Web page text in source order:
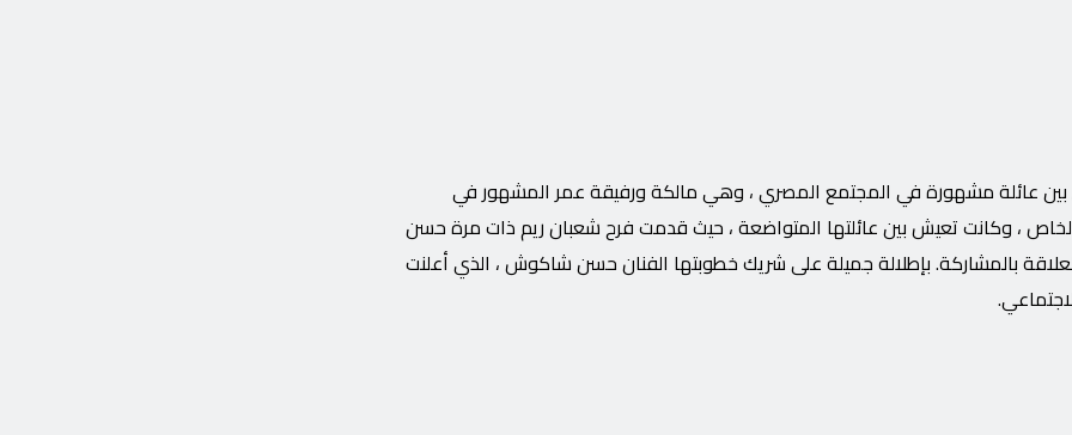
عائلة مشهورة في المجتمع المصري ، وهي مالكة ورفيقة عمر المشهور في
، وكانت تعيش بين عائلتها المتواضعة ، حيث قدمت فرح شعبان ريم ذات مرة حسن
بالمشاركة. بإطلالة جميلة على شريك خطوبتها الفنان حسن شاكوش ، الذي أعلنت